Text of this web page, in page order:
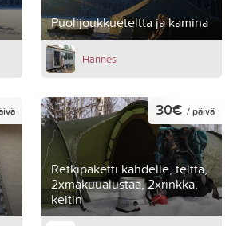
Puolijoukkueteltta ja kamina
Hannes
Retkipaketti kahdelle, teltta,
2xmakuualustaa, 2xrinkka,
keitin
30€ / päivä